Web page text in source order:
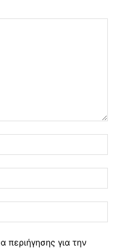
περιήγησης για την